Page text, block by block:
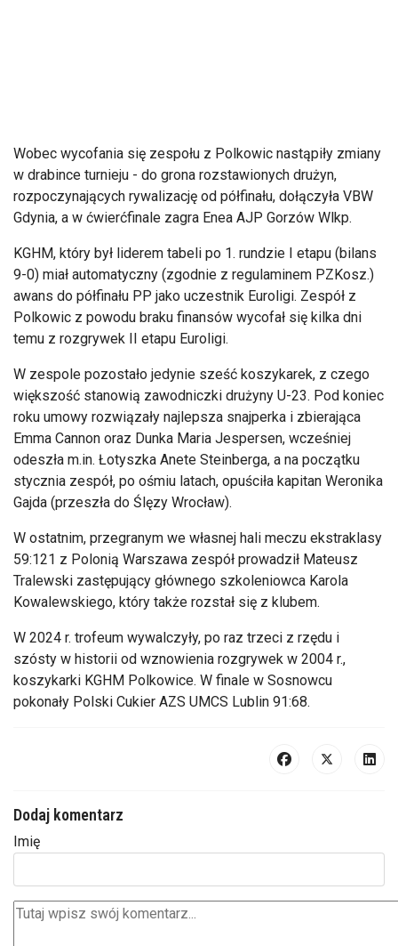
Wobec wycofania się zespołu z Polkowic nastąpiły zmiany
w drabince turnieju - do grona rozstawionych drużyn,
rozpoczynających rywalizację od półfinału, dołączyła VBW
Gdynia, a w ćwierćfinale zagra Enea AJP Gorzów Wlkp.
KGHM, który był liderem tabeli po 1. rundzie I etapu (bilans
9-0) miał automatyczny (zgodnie z regulaminem PZKosz.)
awans do półfinału PP jako uczestnik Euroligi. Zespół z
Polkowic z powodu braku finansów wycofał się kilka dni
temu z rozgrywek II etapu Euroligi.
W zespole pozostało jedynie sześć koszykarek, z czego
większość stanowią zawodniczki drużyny U-23. Pod koniec
roku umowy rozwiązały najlepsza snajperka i zbierająca
Emma Cannon oraz Dunka Maria Jespersen, wcześniej
odeszła m.in. Łotyszka Anete Steinberga, a na początku
stycznia zespół, po ośmiu latach, opuściła kapitan Weronika
Gajda (przeszła do Ślęzy Wrocław).
W ostatnim, przegranym we własnej hali meczu ekstraklasy
59:121 z Polonią Warszawa zespół prowadził Mateusz
Tralewski zastępujący głównego szkoleniowca Karola
Kowalewskiego, który także rozstał się z klubem.
W 2024 r. trofeum wywalczyły, po raz trzeci z rzędu i
szósty w historii od wznowienia rozgrywek w 2004 r.,
koszykarki KGHM Polkowice. W finale w Sosnowcu
pokonały Polski Cukier AZS UMCS Lublin 91:68.
Dodaj komentarz
Imię